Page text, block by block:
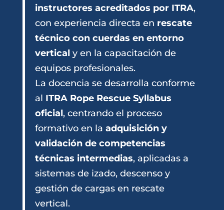
instructores acreditados por ITRA,
con experiencia directa en rescate
técnico con cuerdas en entorno
vertical y en la capacitación de
equipos profesionales.
La docencia se desarrolla conforme
al ITRA Rope Rescue Syllabus
oficial, centrando el proceso
formativo en la adquisición y
validación de competencias
técnicas intermedias, aplicadas a
sistemas de izado, descenso y
gestión de cargas en rescate
vertical.